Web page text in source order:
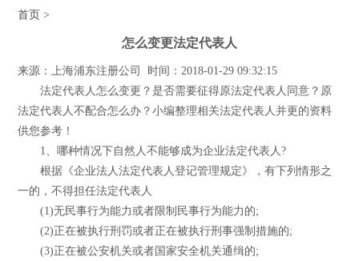
首页 >
怎么变更法定代表人
来源：上海浦东注册公司 时间：2018-01-29 09:32:15
法定代表人怎么变更？是否需要征得原法定代表人同意？原
法定代表人不配合怎么办？小编整理相关法定代表人并更的资料
供您参考！
1、哪种情况下自然人不能够成为企业法定代表人?
根据《企业法人法定代表人登记管理规定》，有下列情形之
一的，不得担任法定代表人
(1)无民事行为能力或者限制民事行为能力的;
(2)正在被执行刑罚或者正在被执行刑事强制措施的;
(3)正在被公安机关或者国家安全机关通缉的;